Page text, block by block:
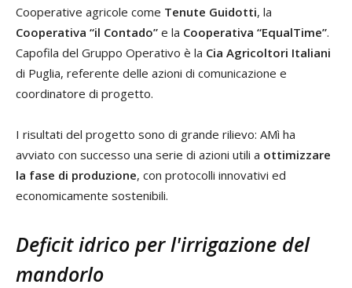
Cooperative agricole come Tenute Guidotti, la
Cooperativa “il Contado” e la Cooperativa “EqualTime”.
Capofila del Gruppo Operativo è la Cia Agricoltori Italiani
di Puglia, referente delle azioni di comunicazione e
coordinatore di progetto.
I risultati del progetto sono di grande rilievo: AMì ha
avviato con successo una serie di azioni utili a ottimizzare
la fase di produzione, con protocolli innovativi ed
economicamente sostenibili.
Deficit idrico per l'irrigazione del
mandorlo